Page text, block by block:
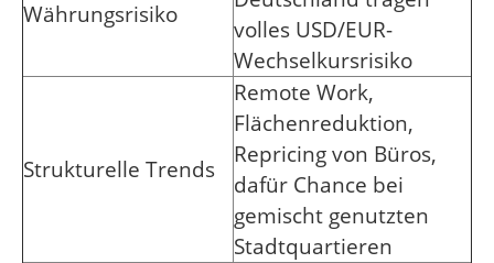
Währungsrisiko
volles USD/EUR-
Wechselkursrisiko
Strukturelle Trends
Remote Work,
Flächenreduktion,
Repricing von Büros,
dafür Chance bei
gemischt genutzten
Stadtquartieren